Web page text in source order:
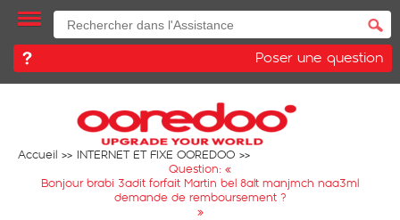
Poser une question
Accueil
INTERNET ET FIXE OOREDOO
Question: «
Bonjour brabi 3adit forfait Martin bel 8alt manjmch naa3ml
demande de remboursement ?
»